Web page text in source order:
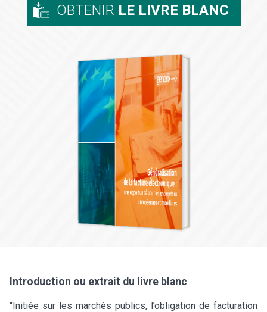
OBTENIR LE LIVRE BLANC
Introduction ou extrait du livre blanc
"Initiée sur les marchés publics, l’obligation de facturation